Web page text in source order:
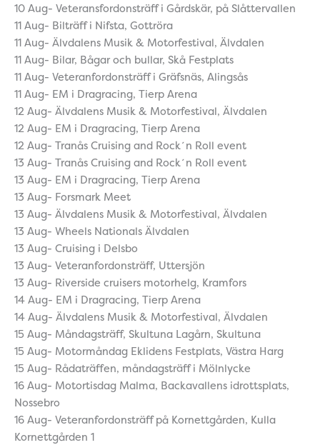
10 Aug- Veteransfordonsträff i Gårdskär, på Slåttervallen
11 Aug- Bilträff i Nifsta, Gottröra
11 Aug- Älvdalens Musik & Motorfestival, Älvdalen
11 Aug- Bilar, Bågar och bullar, Skå Festplats
11 Aug- Veteranfordonsträff i Gräfsnäs, Alingsås
11 Aug- EM i Dragracing, Tierp Arena
12 Aug- Älvdalens Musik & Motorfestival, Älvdalen
12 Aug- EM i Dragracing, Tierp Arena
12 Aug- Tranås Cruising and Rock´n Roll event
13 Aug- Tranås Cruising and Rock´n Roll event
13 Aug- EM i Dragracing, Tierp Arena
13 Aug- Forsmark Meet
13 Aug- Älvdalens Musik & Motorfestival, Älvdalen
13 Aug- Wheels Nationals Älvdalen
13 Aug- Cruising i Delsbo
13 Aug- Veteranfordonsträff, Uttersjön
13 Aug- Riverside cruisers motorhelg, Kramfors
14 Aug- EM i Dragracing, Tierp Arena
14 Aug- Älvdalens Musik & Motorfestival, Älvdalen
15 Aug- Måndagsträff, Skultuna Lagårn, Skultuna
15 Aug- Motormåndag Eklidens Festplats, Västra Harg
15 Aug- Rådaträffen, måndagsträff i Mölnlycke
16 Aug- Motortisdag Malma, Backavallens idrottsplats,
Nossebro
16 Aug- Veteranfordonsträff på Kornettgården, Kulla
Kornettgården 1